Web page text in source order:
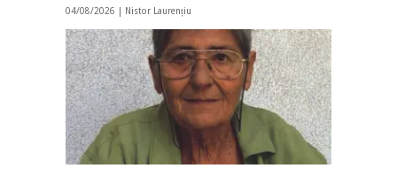
04/08/2026 | Nistor Laurențiu